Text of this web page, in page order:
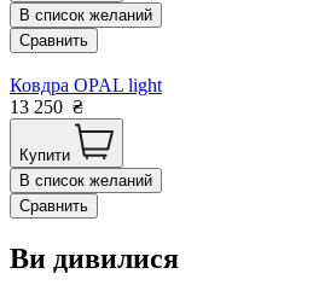
В список желаний
Сравнить
Ковдра OPAL light
13 250 ₴
Купити
В список желаний
Сравнить
Ви дивилися